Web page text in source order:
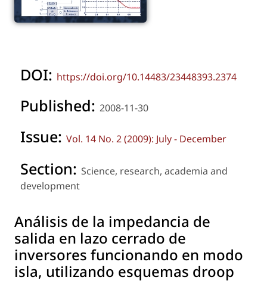
DOI: https://doi.org/10.14483/23448393.2374
Published: 2008-11-30
Issue: Vol. 14 No. 2 (2009): July - December
Section: Science, research, academia and
development
Análisis de la impedancia de
salida en lazo cerrado de
inversores funcionando en modo
isla, utilizando esquemas droop